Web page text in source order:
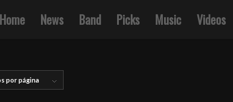
Home News Band Picks Music Videos
por página